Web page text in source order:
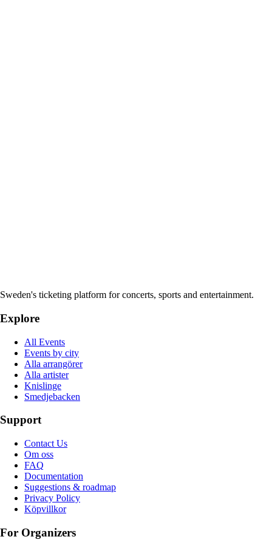
Sweden's ticketing platform for concerts, sports and entertainment.
Explore
All Events
Events by city
Alla arrangörer
Alla artister
Knislinge
Smedjebacken
Support
Contact Us
Om oss
FAQ
Documentation
Suggestions & roadmap
Privacy Policy
Köpvillkor
For Organizers